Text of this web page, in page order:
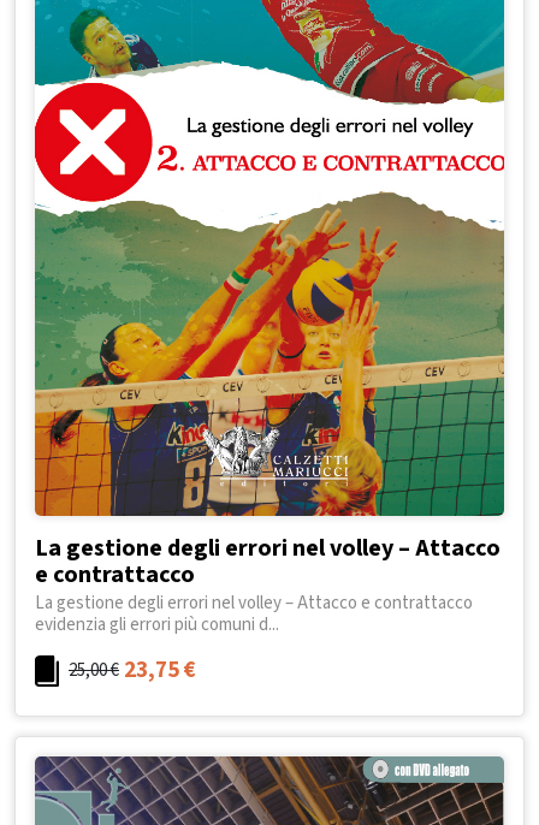
La gestione degli errori nel volley – Attacco
e contrattacco
La gestione degli errori nel volley – Attacco e contrattacco
evidenzia gli errori più comuni d...
25,00€ 23,75€